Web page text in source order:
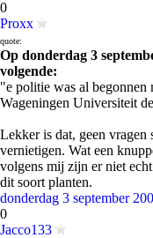
0
Proxx
quote:
Op donderdag 3
volgende:
"e politie was al begonnen
Wageningen Universiteit
Lekker is dat, geen vragen
vernietigen. Wat een
volgens mij zijn er niet
dit soort planten.
donderdag 3 september
0
Jacco133